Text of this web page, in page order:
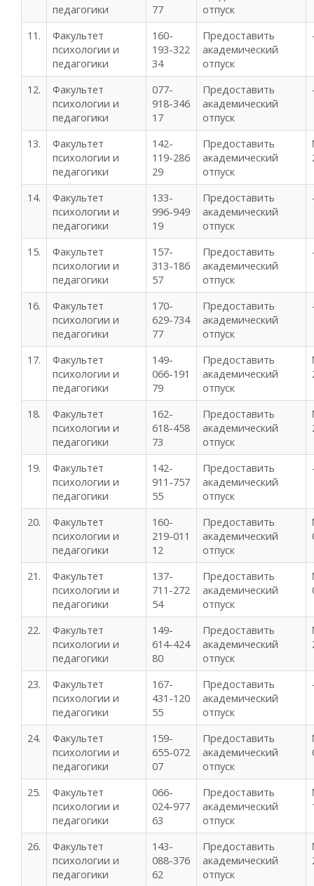
педагогики
77
отпуск
11.
Факультет
психологии и
педагогики
160-
193-322
34
Предоставить
академический
отпуск
12.
Факультет
психологии и
педагогики
077-
918-346
17
Предоставить
академический
отпуск
13.
Факультет
психологии и
педагогики
142-
119-286
29
Предоставить
академический
отпуск
14.
Факультет
психологии и
педагогики
133-
996-949
19
Предоставить
академический
отпуск
15.
Факультет
психологии и
педагогики
157-
313-186
57
Предоставить
академический
отпуск
16.
Факультет
психологии и
педагогики
170-
629-734
77
Предоставить
академический
отпуск
17.
Факультет
психологии и
педагогики
149-
066-191
79
Предоставить
академический
отпуск
18.
Факультет
психологии и
педагогики
162-
618-458
73
Предоставить
академический
отпуск
19.
Факультет
психологии и
педагогики
142-
911-757
55
Предоставить
академический
отпуск
20.
Факультет
психологии и
педагогики
160-
219-011
12
Предоставить
академический
отпуск
21.
Факультет
психологии и
педагогики
137-
711-272
54
Предоставить
академический
отпуск
22.
Факультет
психологии и
педагогики
149-
614-424
80
Предоставить
академический
отпуск
23.
Факультет
психологии и
педагогики
167-
431-120
55
Предоставить
академический
отпуск
24.
Факультет
психологии и
педагогики
159-
655-072
07
Предоставить
академический
отпуск
25.
Факультет
психологии и
педагогики
066-
024-977
63
Предоставить
академический
отпуск
26.
Факультет
психологии и
педагогики
143-
088-376
62
Предоставить
академический
отпуск